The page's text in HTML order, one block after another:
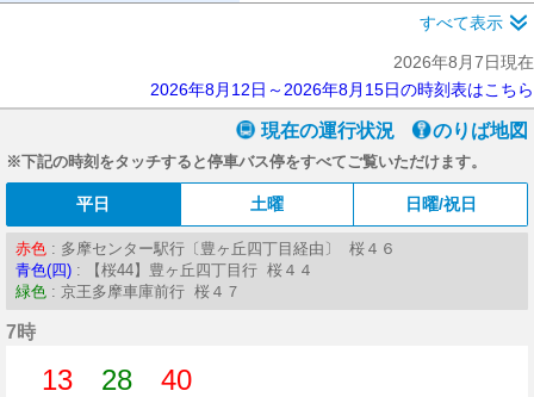
すべて表示
2026年8月7日現在
2026年8月12日～2026年8月15日の時刻表はこちら
現在の運行状況 のりば地図
※下記の時刻をタッチすると停車バス停をすべてご覧いただけます。
平日 土曜 日曜/祝日
赤色 : 多摩センター駅行〔豊ヶ丘四丁目経由〕 桜４６
青色(四) : 【桜44】豊ヶ丘四丁目行 桜４４
緑色 : 京王多摩車庫前行 桜４７
7時
13
28
40